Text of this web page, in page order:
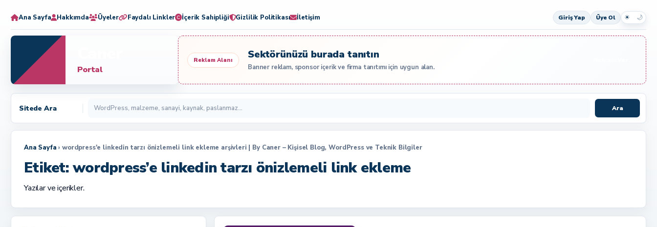
Ana Sayfa Hakkımda Üyeler Faydalı Linkler İçerik Sahipliği Gizlilik Politikası İletişim Giriş Yap Üye Ol ☀ 🌙
Portal
Reklam Alanı Sektörünüzü burada tanıtın
Banner reklam, sponsor içerik ve firma tanıtımı için uygun alan.
Sitede Ara Ara
Ana Sayfa › wordpress'e linkedin tarzı önizlemeli link ekleme arşivleri | By Caner – Kişisel Blog, WordPress ve Teknik Bilgiler
Etiket:wordpress’e linkedin tarzı önizlemeli link ekleme
Yazılar ve içerikler.